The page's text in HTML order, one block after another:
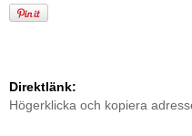
Direktlänk:
Högerklicka och kopiera